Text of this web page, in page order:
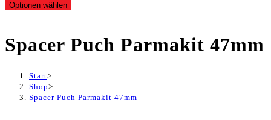
Optionen wählen
Spacer Puch Parmakit 47mm
Start>
Shop>
Spacer Puch Parmakit 47mm